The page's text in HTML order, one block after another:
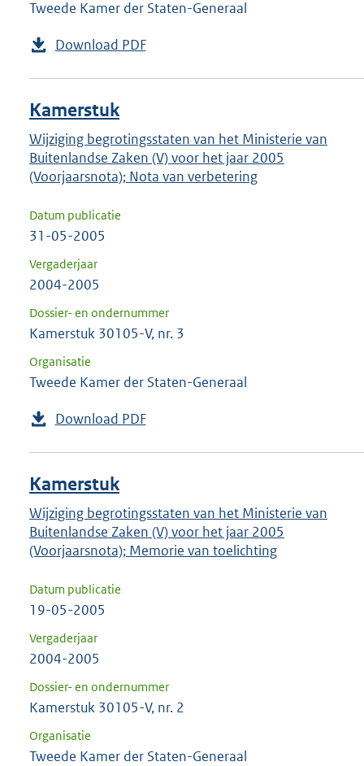
Tweede Kamer der Staten-Generaal
Download PDF
Kamerstuk
Wijziging begrotingsstaten van het Ministerie van
Buitenlandse Zaken (V) voor het jaar 2005
(Voorjaarsnota); Nota van verbetering
Datum publicatie
31-05-2005
Vergaderjaar
2004-2005
Dossier- en ondernummer
Kamerstuk 30105-V, nr. 3
Organisatie
Tweede Kamer der Staten-Generaal
Download PDF
Kamerstuk
Wijziging begrotingsstaten van het Ministerie van
Buitenlandse Zaken (V) voor het jaar 2005
(Voorjaarsnota); Memorie van toelichting
Datum publicatie
19-05-2005
Vergaderjaar
2004-2005
Dossier- en ondernummer
Kamerstuk 30105-V, nr. 2
Organisatie
Tweede Kamer der Staten-Generaal